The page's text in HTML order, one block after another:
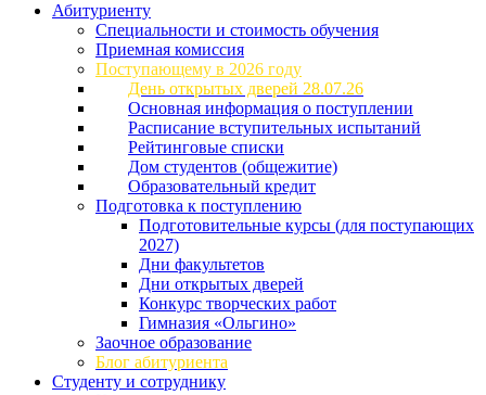
Абитуриенту
Специальности и стоимость обучения
Приемная комиссия
Поступающему в 2026 году
День открытых дверей 28.07.26
Основная информация о поступлении
Расписание вступительных испытаний
Рейтинговые списки
Дом студентов (общежитие)
Образовательный кредит
Подготовка к поступлению
Подготовительные курсы (для поступающих
2027)
Дни факультетов
Дни открытых дверей
Конкурс творческих работ
Гимназия «Ольгино»
Заочное образование
Блог абитуриента
Студенту и сотруднику